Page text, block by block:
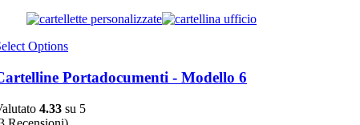
Options
Portadocumenti - Modello 6
4.33 su 5